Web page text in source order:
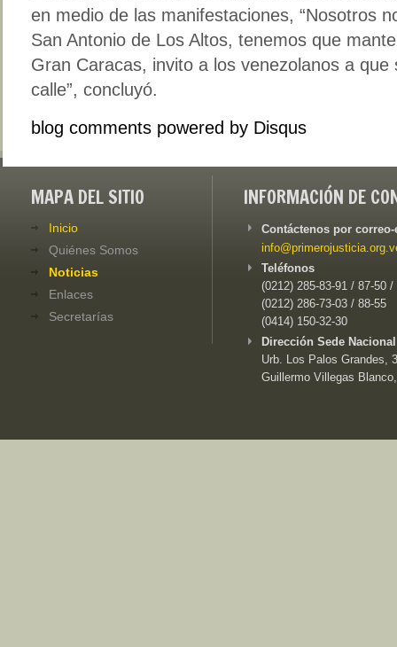
en medio de las manifestaciones, “Nosotros
San Antonio de Los Altos, tenemos que
Gran Caracas, invito a los venezolanos a
calle”, concluyó.
blog comments powered by Disqus
MAPA DEL SITIO
Inicio
Quiénes Somos
Noticias
Enlaces
Secretarías
INFORMACIÓN DE
Contáctenos por
Teléfonos
(0212) 285-83-91 / 87-50 /
(0212) 286-73-03 / 88-55
(0414) 150-32-30
Dirección Sede
Urb. Los Palos Grandes,
Guillermo Villegas